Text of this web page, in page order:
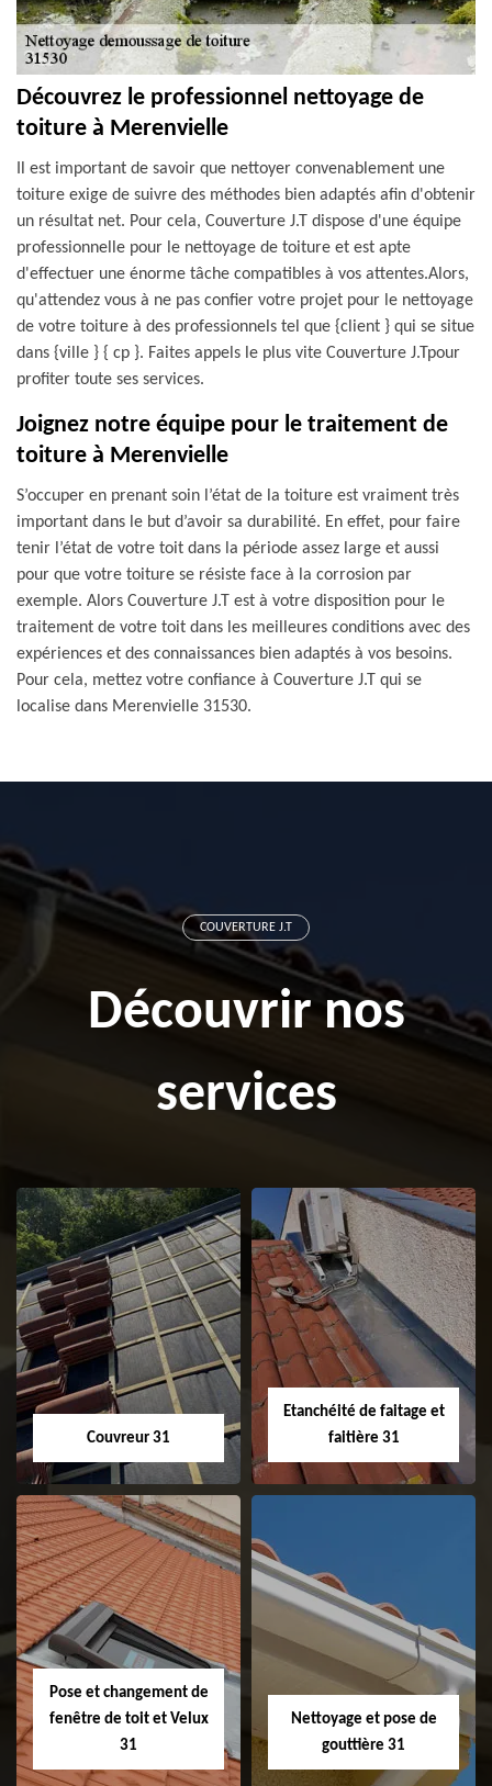
Découvrez le professionnel nettoyage de
toiture à Merenvielle
Il est important de savoir que nettoyer convenablement une
toiture exige de suivre des méthodes bien adaptés afin d'obtenir
un résultat net. Pour cela, Couverture J.T dispose d'une équipe
professionnelle pour le nettoyage de toiture et est apte
d'effectuer une énorme tâche compatibles à vos attentes.Alors,
qu'attendez vous à ne pas confier votre projet pour le nettoyage
de votre toiture à des professionnels tel que {client } qui se situe
dans {ville } { cp }. Faites appels le plus vite Couverture J.Tpour
profiter toute ses services.
Joignez notre équipe pour le traitement de
toiture à Merenvielle
S’occuper en prenant soin l’état de la toiture est vraiment très
important dans le but d’avoir sa durabilité. En effet, pour faire
tenir l’état de votre toit dans la période assez large et aussi
pour que votre toiture se résiste face à la corrosion par
exemple. Alors Couverture J.T est à votre disposition pour le
traitement de votre toit dans les meilleures conditions avec des
expériences et des connaissances bien adaptés à vos besoins.
Pour cela, mettez votre confiance à Couverture J.T qui se
localise dans Merenvielle 31530.
COUVERTURE J.T
Découvrir nos
services
Couvreur 31
Couvreur 31
Etanchéité de faitage et
faitière 31
Etanchéité de
faitage et faitière
31
Pose et changement de
fenêtre de toit et Velux
31
Nettoyage et pose de
gouttière 31